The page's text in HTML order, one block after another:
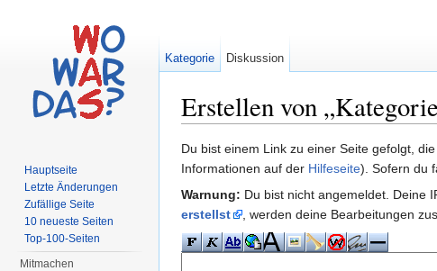
Erstellen von
Du bist einem Link zu einer Seite gefolgt,
Informationen auf der Hilfeseite). Sofern du
Warnung: Du bist nicht angemeldet. Deine
erstellst
, werden deine Bearbeitungen
Kategorie Diskussion
Hauptseite
Letzte Änderungen
Zufällige Seite
10 neueste Seiten
Top-100-Seiten
Mitmachen